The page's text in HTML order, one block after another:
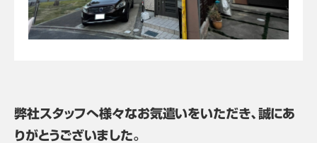
弊社スタッフへ様々なお気遣いをいただき、誠にあ
りがとうございました。